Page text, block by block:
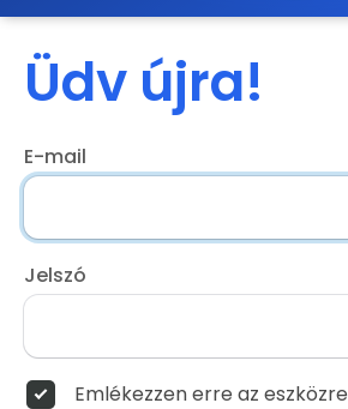
Üdv újra!
E-mail
Jelszó
Emlékezzen erre az eszközre